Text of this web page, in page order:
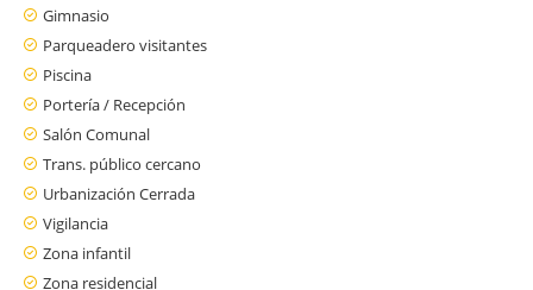
Gimnasio
Parqueadero visitantes
Piscina
Portería / Recepción
Salón Comunal
Trans. público cercano
Urbanización Cerrada
Vigilancia
Zona infantil
Zona residencial